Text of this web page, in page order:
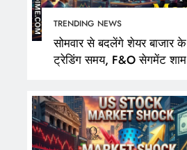
TRENDING NEWS
सोमवार से बदलेंगे शेयर बाजार के
ट्रेडिंग समय, F&O सेगमेंट शाम